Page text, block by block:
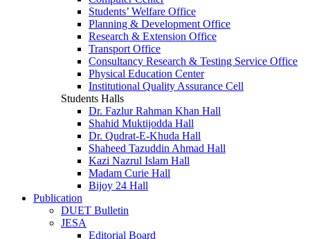
Students’ Welfare Office
Planning & Development Office
Research & Extension Office
Transport Office
Consultancy Research & Testing Service Office
Physical Education Center
Institutional Quality Assurance Cell
Students Halls
Dr. Fazlur Rahman Khan Hall
Shahid Muktijodda Hall
Dr. Qudrat-E-Khuda Hall
Shaheed Tazuddin Ahmad Hall
Kazi Nazrul Islam Hall
Madam Curie Hall
Bijoy 24 Hall
Publication
DUET Bulletin
JESA
Editorial Board